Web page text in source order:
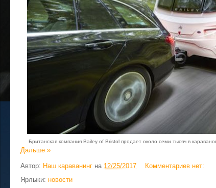
Британская компания Bailey of Bristol продает около семи тысяч в
Дальше »
Автор: Наш караванинг на 12/25/2017
Комментариев нет:
Ярлыки: новости